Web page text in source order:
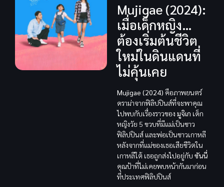
Mujigae (2024):
เมื่อเด็กหญิง…
ต้องเริ่มต้นชีวิต
ใหม่ในดินแดนที่
ไม่คุ้นเคย
Mujigae (2024) คือภาพยนตร์
ดราม่าจากฟิลิปปินส์ที่จะพาคุณ
ไปพบกับเรื่องราวของ มูจิเก เด็ก
หญิงวัย 5 ขวบที่มีแม่เป็นชาว
ฟิลิปปินส์ และพ่อเป็นชาวเกาหลี
หลังจากที่แม่ของเธอเสียชีวิตใน
เกาหลีใต้ เธอถูกส่งไปอยู่กับ ซันนี่
คุณป้าที่ไม่เคยพบหน้ากันมาก่อน
ที่ประเทศฟิลิปปินส์